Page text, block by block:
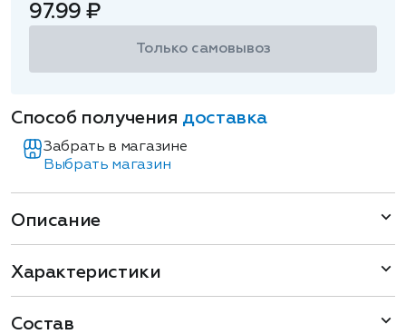
97.99 ₽
Только самовывоз
Способ получения доставка
Забрать в магазине
Выбрать магазин
Описание
Характеристики
Состав